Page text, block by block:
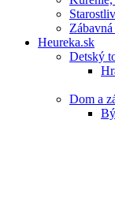
Heureka.sk
Detský
Dom a